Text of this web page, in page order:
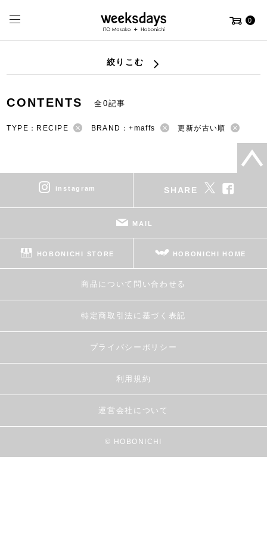
0
絞りこむ
CONTENTS 全0記事
TYPE：RECIPE BRAND：+maffs 更新が古い順
instagram SHARE
MAIL
HOBONICHI STORE HOBONICHI HOME
商品について問い合わせる
特定商取引法に基づく表記
プライバシーポリシー
利用規約
運営会社について
© HOBONICHI